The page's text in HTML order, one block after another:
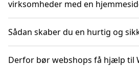
virksomheder med en
Sådan skaber du en hurtig og
Derfor bør webshops få hjælp til